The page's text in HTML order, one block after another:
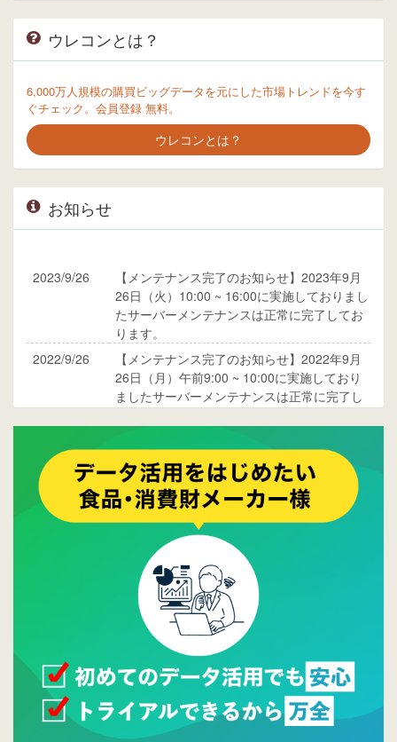
ウレコンとは？
6,000万人規模の購買ビッグデータを元にした市場トレンドを今す
ぐチェック。会員登録 無料。
ウレコンとは？
お知らせ
2023/9/26
【メンテナンス完了のお知らせ】2023年9月
26日（火）10:00 ~ 16:00に実施しておりまし
たサーバーメンテナンスは正常に完了してお
ります。
2022/9/26
【メンテナンス完了のお知らせ】2022年9月
26日（月）午前9:00 ~ 10:00に実施しており
ましたサーバーメンテナンスは正常に完了し
ご覧ください。
2015/10/19
ウレコンのサイト機能を大幅バージョンアッ
プ。詳細はこちら。⇒告知ページへ
2015/09/28
ウレコンが機能拡充し、サイトリニューアル
しました。⇒
ウレコンFacebook
Facebookページを開設しました。詳細は
ら。
ウレコンサイトリリースしました。